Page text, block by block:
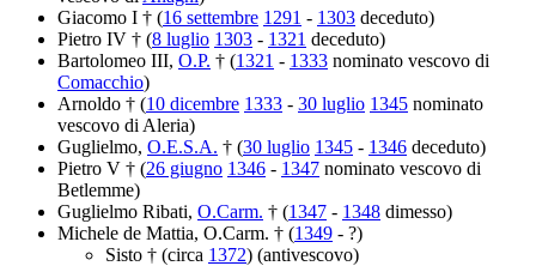
Giacomo I † (16 settembre 1291 - 1303 deceduto)
Pietro IV † (8 luglio 1303 - 1321 deceduto)
Bartolomeo III, O.P. † (1321 - 1333 nominato vescovo di
Comacchio)
Arnoldo † (10 dicembre 1333 - 30 luglio 1345 nominato
vescovo di Aleria)
Guglielmo, O.E.S.A. † (30 luglio 1345 - 1346 deceduto)
Pietro V † (26 giugno 1346 - 1347 nominato vescovo di
Betlemme)
Guglielmo Ribati, O.Carm. † (1347 - 1348 dimesso)
Michele de Mattia, O.Carm. † (1349 - ?)
Sisto † (circa 1372) (antivescovo)